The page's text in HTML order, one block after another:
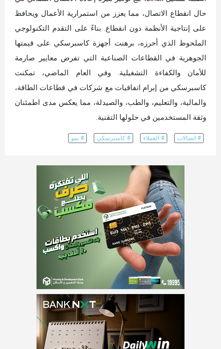
حال انقطاع الاتصال، مما يعزز من استمرارية الأعمال ويحافظ
على إنتاجية الأنظمة دون انقطاع. بناءً على التقدم التكنولوجي
الملحوظ الذي أحرزه، برهنت أجهزة كاسبرسكي على قيمتها
الجوهرية في القطاعات الصناعية التي تفرض معايير صارمة
للأمان والكفاءة التشغيلية. وفي العام الماضي، تمكنت
كاسبرسكي من إبرام اتفاقيات مع شركات في قطاعات الطاقة،
والمالية، والتعليم، والطب، والصيدلة، مما يعكس مدى اطمئنان
وثقة المستخدمين في حلولها التقنية.
# اتصالات # العملاء # كاسبرسكي # نمو